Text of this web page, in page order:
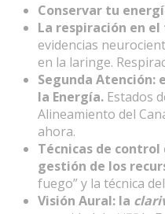
Conservar tu
La respiración en
evidencias
en la laringe.
Segunda Atención:
la Energía. Estados
Alineamiento del
ahora.
Técnicas de
gestión de los
fuego” y la técnica
Visión Aural: la